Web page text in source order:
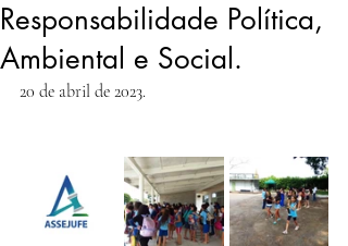
Responsabilidade Política,
Ambiental e Social.
20 de abril de 2023.